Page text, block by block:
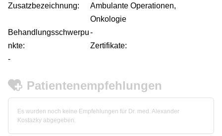
Zusatzbezeichnung:
Ambulante Operationen,
Onkologie
Behandlungsschwerpu
nkte:
-
Zertifikate:
-
Patientenempfehlungen
Es wurden noch keine Empfehlungen für Dr. med. Alexander
Kostazky abgegeben.